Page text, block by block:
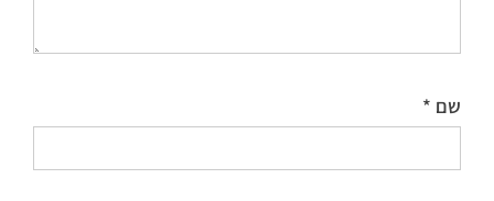
שם *